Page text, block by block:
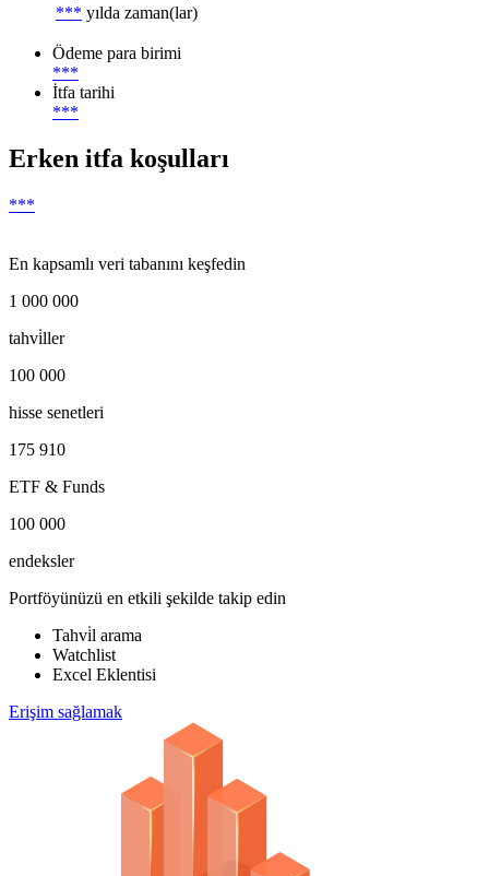
*** yılda zaman(lar)
Ödeme para birimi
***
İtfa tarihi
***
Erken itfa koşulları
***
En kapsamlı veri tabanını keşfedin
1 000 000
tahvi̇ller
100 000
hisse senetleri
175 910
ETF & Funds
100 000
endeksler
Portföyünüzü en etkili şekilde takip edin
Tahvi̇l arama
Watchlist
Excel Eklentisi
Erişim sağlamak